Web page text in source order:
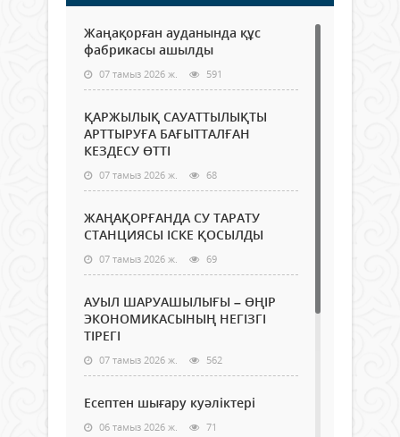
Жаңақорған ауданында құс
фабрикасы ашылды
07 тамыз 2026 ж. 591
ҚАРЖЫЛЫҚ САУАТТЫЛЫҚТЫ
АРТТЫРУҒА БАҒЫТТАЛҒАН
КЕЗДЕСУ ӨТТІ
07 тамыз 2026 ж. 68
ЖАҢАҚОРҒАНДА СУ ТАРАТУ
СТАНЦИЯСЫ ІСКЕ ҚОСЫЛДЫ
07 тамыз 2026 ж. 69
АУЫЛ ШАРУАШЫЛЫҒЫ – ӨҢІР
ЭКОНОМИКАСЫНЫҢ НЕГІЗГІ
ТІРЕГІ
07 тамыз 2026 ж. 562
Есептен шығару куәліктері
06 тамыз 2026 ж. 71